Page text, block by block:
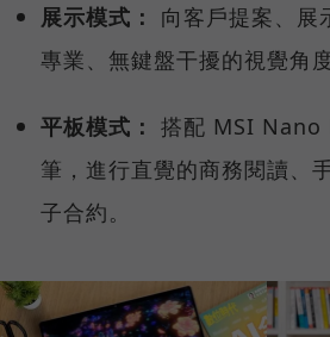
展示模式：
向客戶提案、展
專業、無鍵盤干擾的視覺角度
平板模式： 搭配 MSI Nano
筆，進行直覺的商務閱讀、
子合約。